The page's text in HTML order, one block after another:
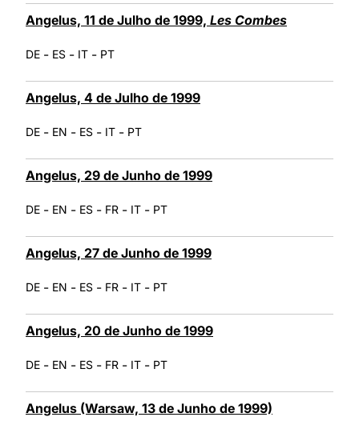
Angelus, 11 de Julho de 1999, Les Combes
DE - ES - IT - PT
Angelus, 4 de Julho de 1999
DE - EN - ES - IT - PT
Angelus, 29 de Junho de 1999
DE - EN - ES - FR - IT - PT
Angelus, 27 de Junho de 1999
DE - EN - ES - FR - IT - PT
Angelus, 20 de Junho de 1999
DE - EN - ES - FR - IT - PT
Angelus (Warsaw, 13 de Junho de 1999)